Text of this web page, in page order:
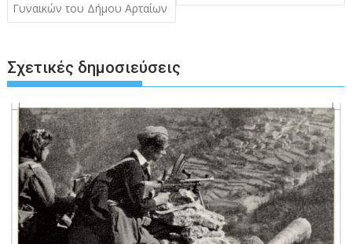
Γυναικών του Δήμου Αρταίων
Σχετικές δημοσιεύσεις